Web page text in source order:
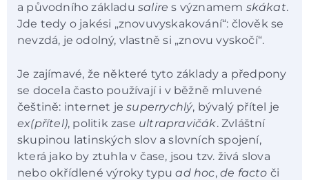
a původního základu salire s významem skákat.
Jde tedy o jakési „znovuvyskakování“: člověk se
nevzdá, je odolný, vlastně si „znovu vyskočí“.
Je zajímavé, že některé tyto základy a předpony
se docela často používají i v běžně mluvené
češtině: internet jesuperrychlý, bývalý přítel je
ex(přítel), politik zase ultrapravičák. Zvláštní
skupinou latinských slov a slovních spojení,
která jako by ztuhla v čase, jsou tzv. živá slova
nebo okřídlené výroky typuad hoc,de facto či